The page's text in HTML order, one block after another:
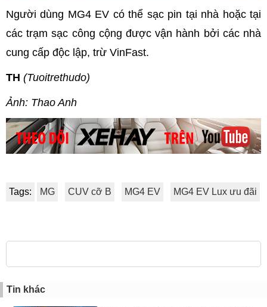
Người dùng MG4 EV có thể sạc pin tại nhà hoặc tại
các trạm sạc công cộng được vận hành bởi các nhà
cung cấp độc lập, trừ VinFast.
TH (Tuoitrethudo)
Ảnh: Thao Anh
Tags: MG CUV cỡ B MG4 EV MG4 EV Lux ưu đãi
Tin khác